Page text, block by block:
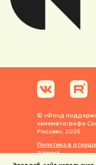
© «Фонд
кинематографа
России», 2026
Политика в
данных